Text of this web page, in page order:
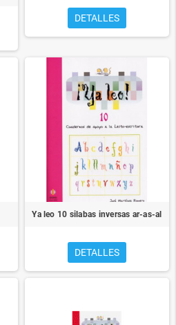
DETALLES
Ya leo 10 silabas inversas ar-as-al
DETALLES